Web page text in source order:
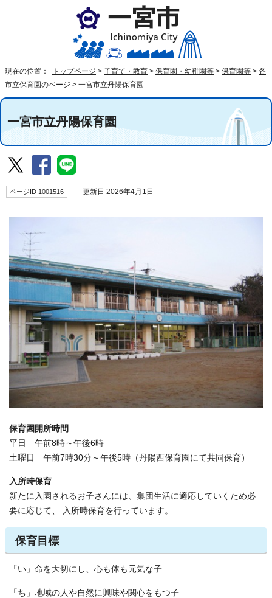
現在の位置： トップページ > 子育て・教育 > 保育園・幼稚園等 > 保育園等 > 各
市立保育園のページ > 一宮市立丹陽保育園
一宮市立丹陽保育園
ページID 1001516 更新日 2026年4月1日
保育園開所時間
平日 午前8時～午後6時
土曜日 午前7時30分～午後5時（丹陽西保育園にて共同保育）
入所時保育
新たに入園されるお子さんには、集団生活に適応していくため必
要に応じて、 入所時保育を行っています。
保育目標
「い」命を大切にし、心も体も元気な子
「ち」地域の人や自然に興味や関心をもつ子